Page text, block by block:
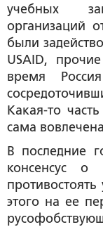
учебных
организаций
были
USAID,
время
Какая-то
сама
В последние
консенсус о
этого на ее